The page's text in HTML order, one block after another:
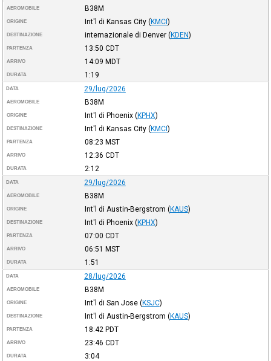
AEROMOBILE B38M
ORIGINE Int'l di Kansas City (KMCI)
DESTINAZIONE internazionale di Denver (KDEN)
PARTENZA 13:50 CDT
ARRIVO 14:09 MDT
DURATA 1:19
DATA 29/lug/2026
AEROMOBILE B38M
ORIGINE Int'l di Phoenix (KPHX)
DESTINAZIONE Int'l di Kansas City (KMCI)
PARTENZA 08:23 MST
ARRIVO 12:36 CDT
DURATA 2:12
DATA 29/lug/2026
AEROMOBILE B38M
ORIGINE Int'l di Austin-Bergstrom (KAUS)
DESTINAZIONE Int'l di Phoenix (KPHX)
PARTENZA 07:00 CDT
ARRIVO 06:51 MST
DURATA 1:51
DATA 28/lug/2026
AEROMOBILE B38M
ORIGINE Int'l di San Jose (KSJC)
DESTINAZIONE Int'l di Austin-Bergstrom (KAUS)
PARTENZA 18:42 PDT
ARRIVO 23:46 CDT
DURATA 3:04